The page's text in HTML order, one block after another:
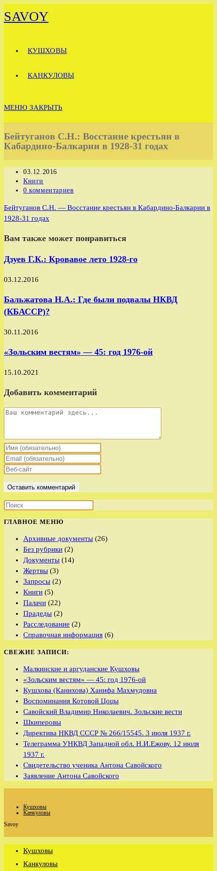
к
SAVOY
КУШХОВЫ
КАНКУЛОВЫ
МЕНЮ ЗАКРЫТЬ
Бейтуганов С.Н.: Восстание крестьян в
Кабардино-Балкарии в 1928-31 годах
Запись
опубликована:
03.12.2016
Рубрика
записи:
Книги
Комментарии
записи:
0 комментариев
Бейтуганов С.Н. — Восстание крестьян в Кабардино-Балкарии в
1928-31 годах
Вам также может понравиться
Дзуев Г.К.: Кровавое лето 1928-го
03.12.2016
Бальжатова Н.А.: Где были подвалы НКВД
(КБАССР)?
30.11.2016
«Зольским вестям» — 45: год 1976-ой
15.10.2021
Добавить комментарий
Комментарий
Введите
свое
имя
имя
пользователя,
чтобы
прокомментировать
Введите
свой
адрес,
чтобы
прокомментировать
Введите
вашего
веб-
сайта
(необязательно)
ГЛАВНОЕ МЕНЮ
Архивные документы (26)
Без рубрики (2)
Документы (14)
Жертвы (3)
Запросы (2)
Книги (5)
Палачи (22)
Прадеды (2)
Расследование (2)
Справочная информация (6)
СВЕЖИЕ ЗАПИСИ:
Малкинские и аргуданские Кушховы
«Зольским вестям» — 45: год 1976-ой
Кушхова (Канихова) Ханифа Махмудовна
Воспоминания Котовой Цоцы
Савойский Владимир Николаевич. Зольские вести
Шкиперовы
Директива НКВД СССР № 266/15545. 3 июля 1937 г.
Телеграмма УНКВД Западной обл. Н.И.Ежову. 12 июля
1937 г.
Свидетельство ученика Антона Савойского
Заявление Антона Савойского
Кушховы
Канкуловы
Savoy
Кушховы
Канкуловы